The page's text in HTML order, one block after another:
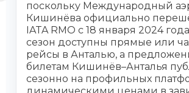
поскольку Международный
Кишинёва официально
IATA RMO с 18 января 2024
сезон доступны прямые или
рейсы в Анталью, а
билетам Кишинёв–Анталья
сезонно на профильных